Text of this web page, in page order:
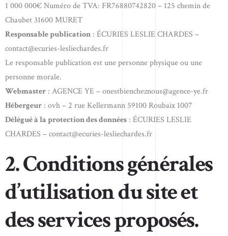
1 000 000€ Numéro de TVA: FR76880742820 – 125 chemin de
Chaubet 31600 MURET
Responsable publication : ÉCURIES LESLIE CHARDES –
contact@ecuries-lesliechardes.fr
Le responsable publication est une personne physique ou une
personne morale.
Webmaster : AGENCE YE – onestbiencheznous@agence-ye.fr
Hébergeur : ovh – 2 rue Kellermann 59100 Roubaix 1007
Délégué à la protection des données : ÉCURIES LESLIE
CHARDES – contact@ecuries-lesliechardes.fr
2. Conditions générales
d’utilisation du site et
des services proposés.